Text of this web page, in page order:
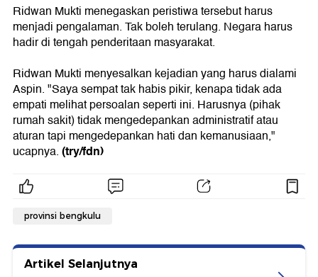
Ridwan Mukti menegaskan peristiwa tersebut harus
menjadi pengalaman. Tak boleh terulang. Negara harus
hadir di tengah penderitaan masyarakat.
Ridwan Mukti menyesalkan kejadian yang harus dialami
Aspin. "Saya sempat tak habis pikir, kenapa tidak ada
empati melihat persoalan seperti ini. Harusnya (pihak
rumah sakit) tidak mengedepankan administratif atau
aturan tapi mengedepankan hati dan kemanusiaan,"
ucapnya.(try/fdn)
provinsi bengkulu
Artikel Selanjutnya